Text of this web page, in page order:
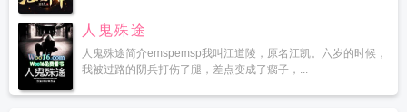
人鬼殊途
人鬼殊途简介emspemsp我叫江道陵，原名江凯。六岁的时候，
我被过路的阴兵打伤了腿，差点变成了瘸子，...